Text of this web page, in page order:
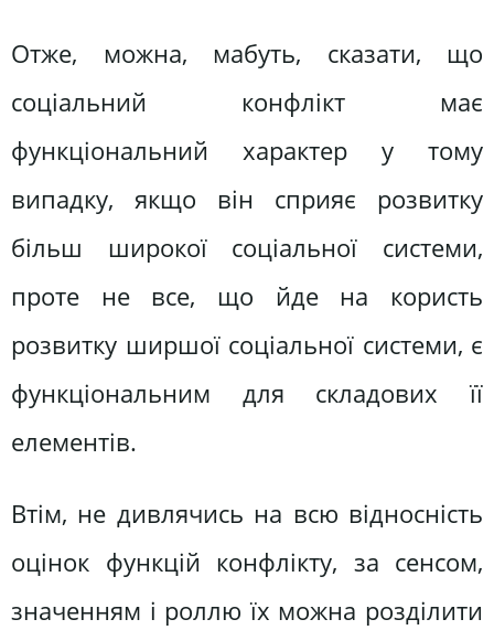
Отже, можна, мабуть, сказати, що
соціальний конфлікт має
функціональний характер у тому
випадку, якщо він сприяє розвитку
більш широкої соціальної системи,
проте не все, що йде на користь
розвитку ширшої соціальної системи, є
функціональним для складових її
елементів.
Втім, не дивлячись на всю відносність
оцінок функцій конфлікту, за сенсом,
значенням і роллю їх можна розділити